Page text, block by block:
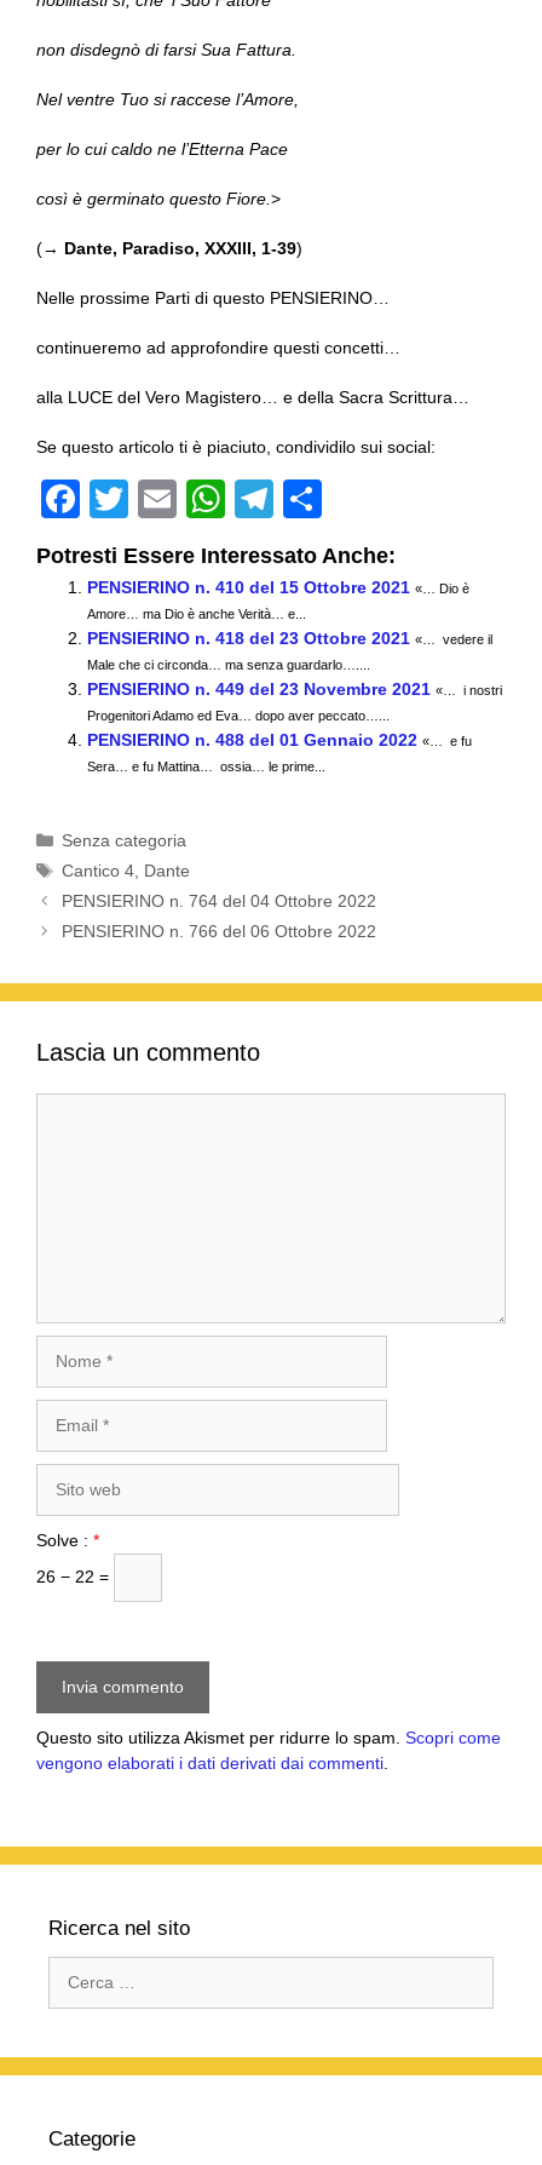
non disdegnò di farsi Sua Fattura.
Nel ventre Tuo si raccese l’Amore,
per lo cui caldo ne l’Etterna Pace
così è germinato questo Fiore. >
(→ Dante, Paradiso, XXXIII, 1-39)
Nelle prossime Parti di questo PENSIERINO…
continueremo ad approfondire questi concetti…
alla LUCE del Vero Magistero… e della Sacra Scrittura…
Se questo articolo ti è piaciuto, condividilo sui social:
F
c
e
b
o
o
k
T
wi
tt
er
E
m
ail
W
at
s
A
p
p
T
el
e
gr
a
m
o
n
vi
di
Potresti Essere Interessato Anche:
PENSIERINO n. 410 del 15 Ottobre 2021 «… Dio è
Amore… ma Dio è anche Verità… e...
PENSIERINO n. 418 del 23 Ottobre 2021 «… vedere il
Male che ci circonda… ma senza guardarlo…....
PENSIERINO n. 449 del 23 Novembre 2021 «… i nostri
Progenitori Adamo ed Eva… dopo aver peccato…...
PENSIERINO n. 488 del 01 Gennaio 2022 «… e fu
Sera… e fu Mattina… ossia… le prime...
Categorie
Senza categoria
Tag
Cantico 4, Dante
PENSIERINO n. 764 del 04 Ottobre 2022
PENSIERINO n. 766 del 06 Ottobre 2022
Lascia un commento
web
Solve : *
26 − 22 =
Questo sito utilizza Akismet per ridurre lo spam. Scopri come
vengono elaborati i dati derivati dai commenti.
Ricerca nel sito
per:
Categorie